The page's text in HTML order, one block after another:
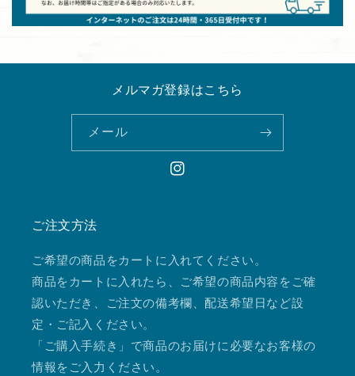
メルマガ登録はこちら
メール
Instagram
ご注文方法
ご希望の商品をカートに入れてください。
商品をカートに入れたら、ご希望の商品内容をご確
認いただき、ご注文の備考欄、配送希望日など設
定・ご記入ください。
「ご購入手続き」で商品のお届けに必要なお客様の
情報をご入力ください。